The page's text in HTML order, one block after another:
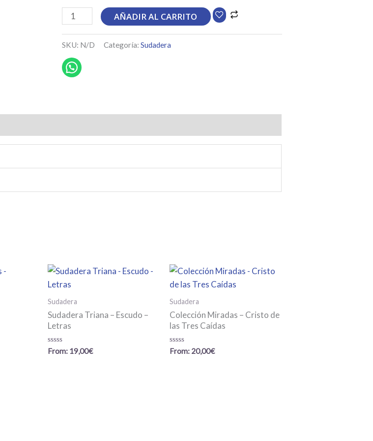
Sudadera
Rocío
cantidad
AÑADIR AL CARRITO
SKU: N/D Categoría: Sudadera
Sudadera
Sudadera Triana – Escudo –
Letras
Valorado
From: 19,00€
Sudadera
Colección Miradas – Cristo de
las Tres Caídas
Valorado
From: 20,00€